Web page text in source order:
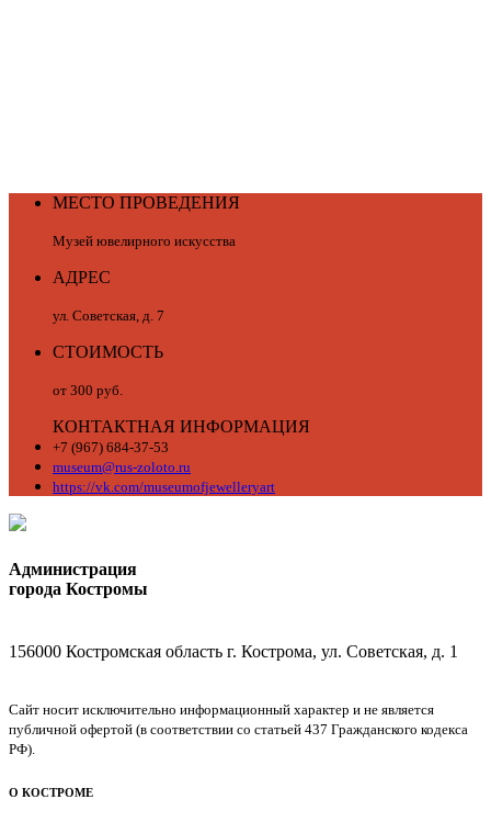
МЕСТО ПРОВЕДЕНИЯ
Музей ювелирного искусства
АДРЕС
ул. Советская, д. 7
СТОИМОСТЬ
от 300 руб.
КОНТАКТНАЯ ИНФОРМАЦИЯ
+7 (967) 684-37-53
museum@rus-zoloto.ru
https://vk.com/museumofjewelleryart
Администрация
города Костромы
156000 Костромская область г. Кострома, ул. Советская, д. 1
Сайт носит исключительно информационный характер и не является
публичной офертой (в соответствии со статьей 437 Гражданского кодекса
РФ).
О КОСТРОМЕ